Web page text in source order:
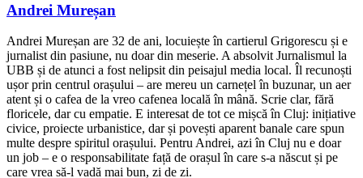
Andrei Mureșan
Andrei Mureșan are 32 de ani, locuiește în cartierul Grigorescu și e
jurnalist din pasiune, nu doar din meserie. A absolvit Jurnalismul la
UBB și de atunci a fost nelipsit din peisajul media local. Îl recunoști
ușor prin centrul orașului – are mereu un carnețel în buzunar, un aer
atent și o cafea de la vreo cafenea locală în mână. Scrie clar, fără
floricele, dar cu empatie. E interesat de tot ce mișcă în Cluj: inițiative
civice, proiecte urbanistice, dar și povești aparent banale care spun
multe despre spiritul orașului. Pentru Andrei, azi în Cluj nu e doar
un job – e o responsabilitate față de orașul în care s-a născut și pe
care vrea să-l vadă mai bun, zi de zi.